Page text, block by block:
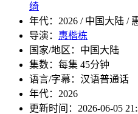
绮
年代： 2026 / 中国大陆 /
导演： 惠楷栋
国家/地区： 中国大陆
集数： 每集 45分钟
语言/字幕： 汉语普通话
年代： 2026
更新时间： 2026-06-05